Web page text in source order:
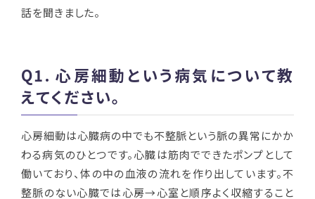
話を聞きました。
Q1.心房細動という病気について教
えてください。
心房細動は心臓病の中でも不整脈という脈の異常にかか
わる病気のひとつです。心臓は筋肉でできたポンプとして
働いており、体の中の血液の流れを作り出しています。不
整脈のない心臓では心房→心室と順序よく収縮すること